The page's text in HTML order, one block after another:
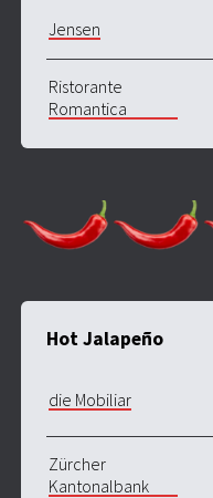
Jensen
Ristorante
Romantica
Hot Jalapeño
die Mobiliar
Zürcher
Kantonalbank